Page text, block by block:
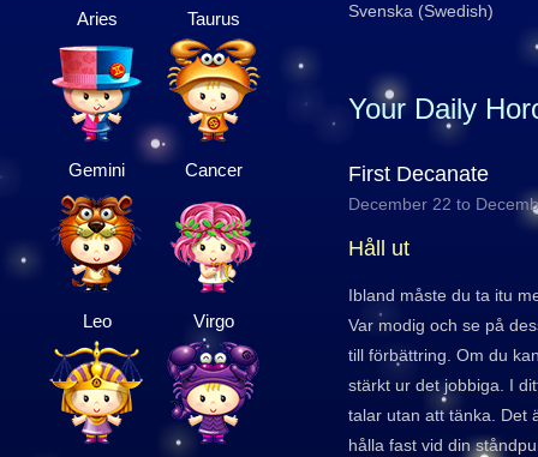
Aries Taurus
Gemini Cancer
Leo Virgo
Svenska (Swedish)
Your Daily
First Decanate
December 22 to
Håll ut
Ibland måste du ta itu
Var modig och se på
till förbättring. Om du
stärkt ur det jobbiga. I
talar utan att tänka. Det
hålla fast vid din